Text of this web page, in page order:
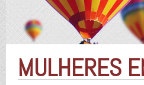
MULHERES